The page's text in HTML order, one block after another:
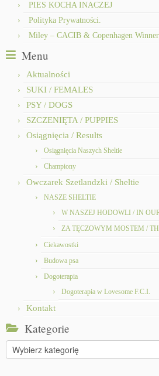
PIES KOCHA INACZEJ
Polityka Prywatności.
Miley – CACIB & Copenhagen
Menu
Aktualności
SUKI / FEMALES
PSY / DOGS
SZCZENIĘTA / PUPPIES
Osiągnięcia / Results
Osiągnięcia Naszych Sheltie
Championy
Owczarek Szetlandzki / Sheltie
NASZE SHELTIE
W NASZEJ HODOWLI / IN
ZA TĘCZOWYM MOSTEM /
Ciekawostki
Budowa psa
Dogoterapia
Dogoterapia w Lovesome F.C.I.
Kontakt
Kategorie
Kategorie